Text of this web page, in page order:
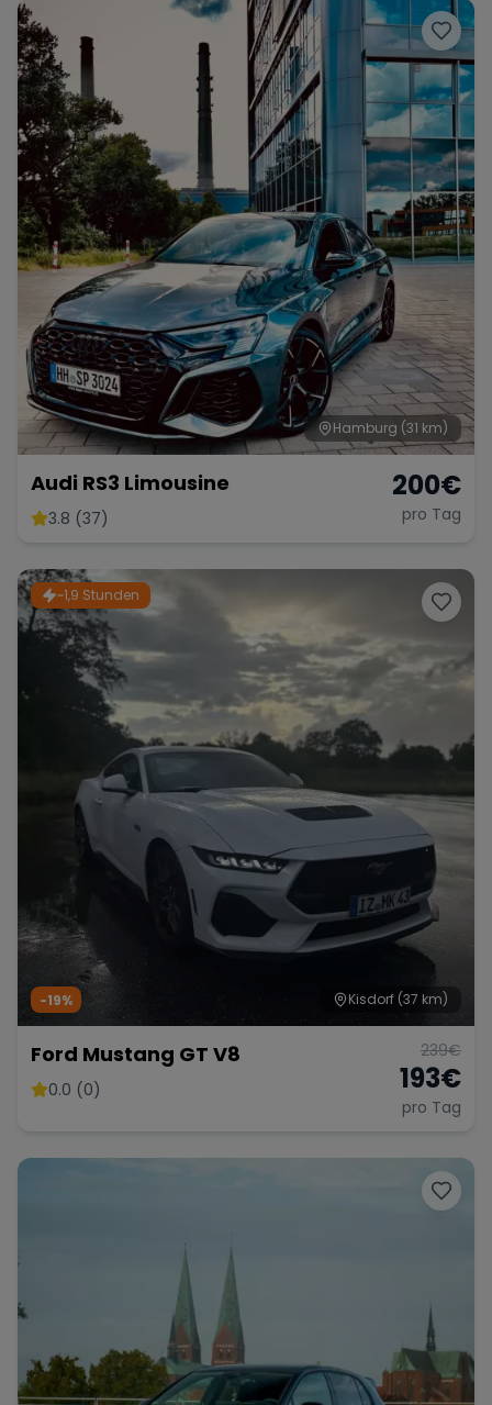
Hamburg (31 km)
Audi RS3 Limousine
3.8 (37)
200€
pro Tag
~1,9 Stunden
Kisdorf (37 km)
-19%
Ford Mustang GT V8
0.0 (0)
239€
193€
pro Tag